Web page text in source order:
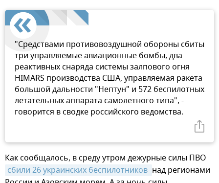
"Средствами противовоздушной обороны сбиты
три управляемые авиационные бомбы, два
реактивных снаряда системы залпового огня
HIMARS производства США, управляемая ракета
большой дальности "Нептун" и 572 беспилотных
летательных аппарата самолетного типа", -
говорится в сводке российского ведомства.
Как сообщалось, в среду утром дежурные силы ПВО
сбили 26 украинских беспилотников над регионами